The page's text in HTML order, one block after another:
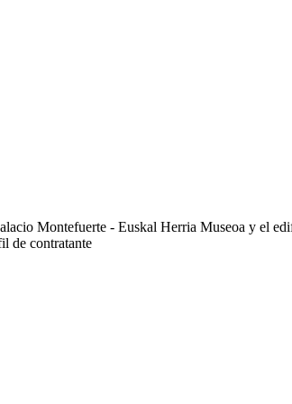
Montefuerte - Euskal Herria Museoa y el
de contratante